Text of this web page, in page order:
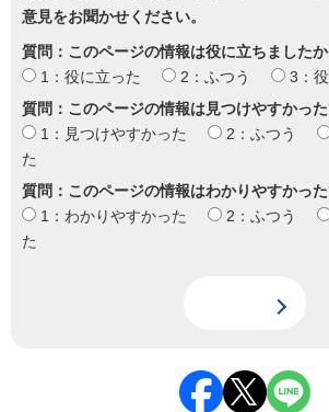
意見をお聞かせください。
質問：このページの情報は役に立ちましたか
1：役に立った
2：ふつう
3：
質問：このページの情報は見つけやすかっ
1：見つけやすかった
2：ふつう
た
質問：このページの情報はわかりやすかっ
1：わかりやすかった
2：ふつう
た